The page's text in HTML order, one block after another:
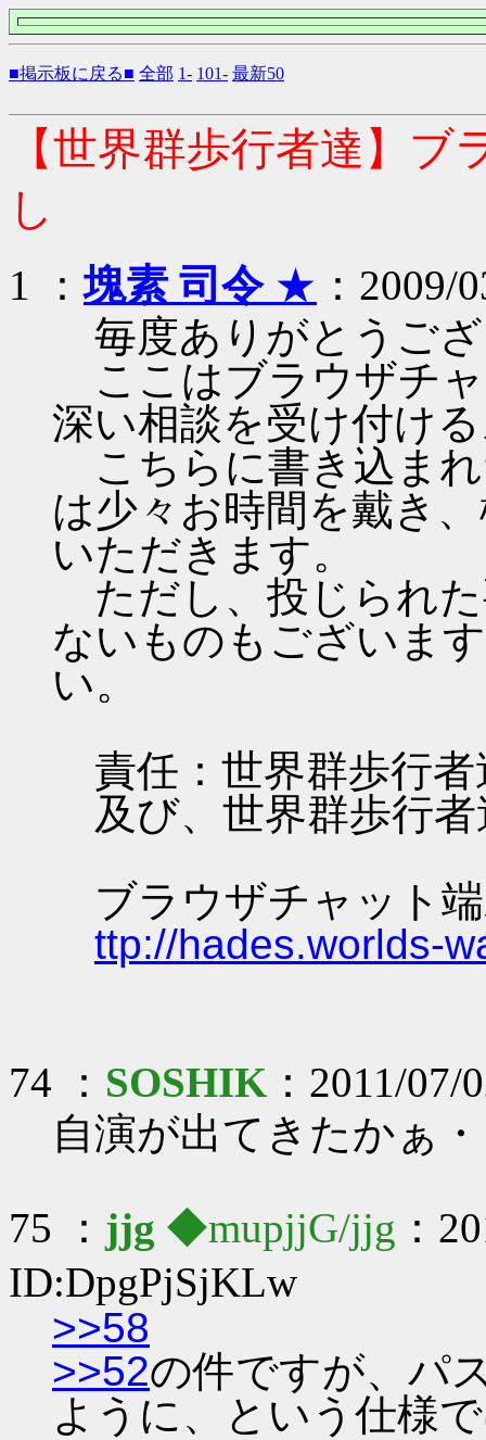
■掲示板に戻る■ 全部 1- 101- 最新50
【世界群歩行者達】
し
1 ：塊素 司令★ ：2009/
毎度ありがとうご
ここはブラウザチ
深い相談を受け付け
こちらに書き込ま
は少々お時間を戴き
いただきます。
ただし、投じられ
ないものもございま
い。
責任：世界群歩行
及び、世界群歩行
ブラウザチャット
ttp://hades.worlds-
74 ： SOSHIK ：2011/
自演が出てきたかぁ
75 ： jjg ◆mupjjG/jjg ：
ID:DpgPjSjKLw
>>58
>>52の件ですが、パ
ように、という仕様